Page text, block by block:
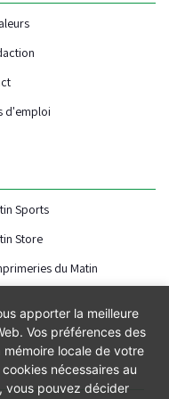
d'emploi
Sports
Store
du Matin
apporter la meilleure
Vos préférences des
locale de votre
nécessaires au
vous pouvez décider